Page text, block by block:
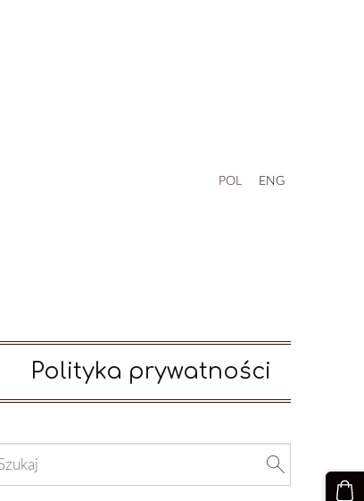
Polityka prywatności
POL ENG